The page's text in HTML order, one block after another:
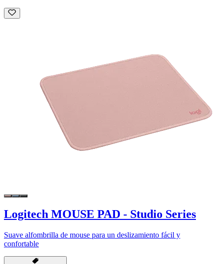
Logitech MOUSE PAD - Studio Series
Suave alfombrilla de mouse para un deslizamiento fácil y
confortable